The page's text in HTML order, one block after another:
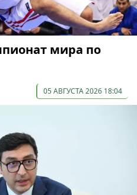
мира по
05 АВГУСТА 2026 18:04